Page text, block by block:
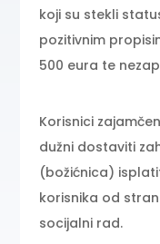
koji su stekli
pozitivnim
500 eura te
Korisnici
dužni dostaviti
(božićnica)
korisnika od
socijalni rad.